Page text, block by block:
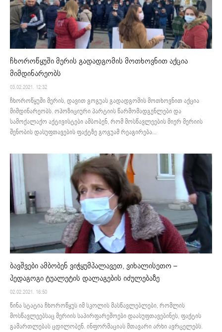
ჩხოროწყუში მერის გადადგომის მოთხოვნით აქცია
მიმდინარეობს
03.02.2021. 12:32
ჩხოროწყუში მერის, დავით გოგუას გადადგომის მოთხოვნით აქცია
მიმდინარეობს. ოპოზიციური პარტიის წარმომადგენლები და
სამოქალაქო აქტივისტები ამბობენ, რომ მოსწავლეების მიერ მერიის
შენობის დასუფთავების ფაქტზე გოგუამ რეაგირება...
ბავშვები ამბობენ ვიჭყუმპალავეთ, ვიხალისეთო –
პედაგოგი ტუალეტის დალაგების იძულებაზე
02.02.2021. 16:50
წინა სტატია ჩხოროწყუს იმ სკოლის მასწავლებლები, რომლის
მოსწავლეებსაც მერიის საპირფარეშოები დაასუფთავებინეს, ფაქტის
გამართლებას ცდილობენ. ინფორმაციას მთავარი არხი ავრცელებს.